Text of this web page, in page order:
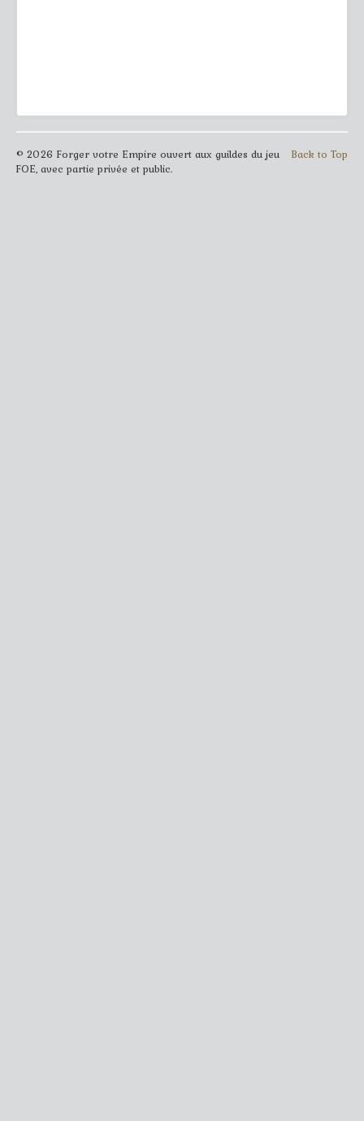
Back to Top
© 2026 Forger votre Empire ouvert aux guildes du jeu
FOE, avec partie privée et public.